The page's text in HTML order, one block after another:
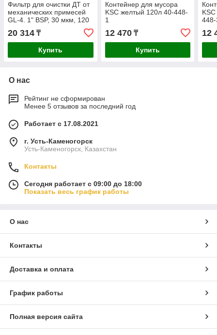
Фильтр для очистки ДТ от
механических примесей
GL-4. 1" BSP, 30 мкм, 120
20 314 ₸
Купить
Контейнер для мусора
KSC желтый 120л 40-448-
1
12 470₸
Купить
12
О нас
Рейтинг не сформирован
Менее 5 отзывов за последний год
Работает с 17.08.2021
г. Усть-Каменогорск
Усть-Каменогорск, Казахстан
Контакты
Сегодня работает с 09:00 до 18:00
Показать весь график работы
О нас
Контакты
Доставка и оплата
График работы
Полная версия сайта